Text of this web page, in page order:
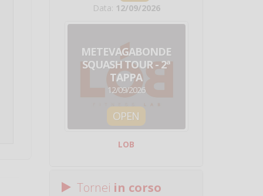
Data: 12/09/2026
METEVAGABONDE
SQUASH TOUR - 2ª
TAPPA
12/09/2026
OPEN
LOB
Tornei in corso